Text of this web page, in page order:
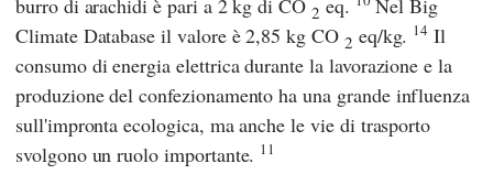
burro di arachidi è pari a 2 kg di CO 2 eq. NelBig
Climate Database il valore è 2,85 kg CO 2 eq/kg. 14 Il
consumo di energia elettrica durante la lavorazione e la
produzione del confezionamento ha una grande influenza
sull'impronta ecologica, ma anche le vie di trasporto
svolgono un ruolo importante. 11